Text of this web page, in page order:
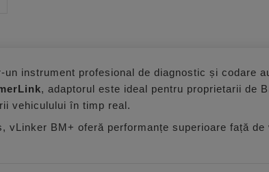
instrument profesional de diagnostic și codare
, adaptorul este ideal pentru proprietarii de
vehiculului în timp real.
vLinker BM+ oferă performanțe superioare față